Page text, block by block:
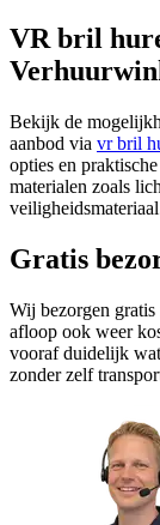
VR bril
Bekijk de
aanbod via vr bril
opties en
materialen zoals
Gratis
Wij bezorgen gratis
afloop ook weer
vooraf duidelijk
zonder zelf